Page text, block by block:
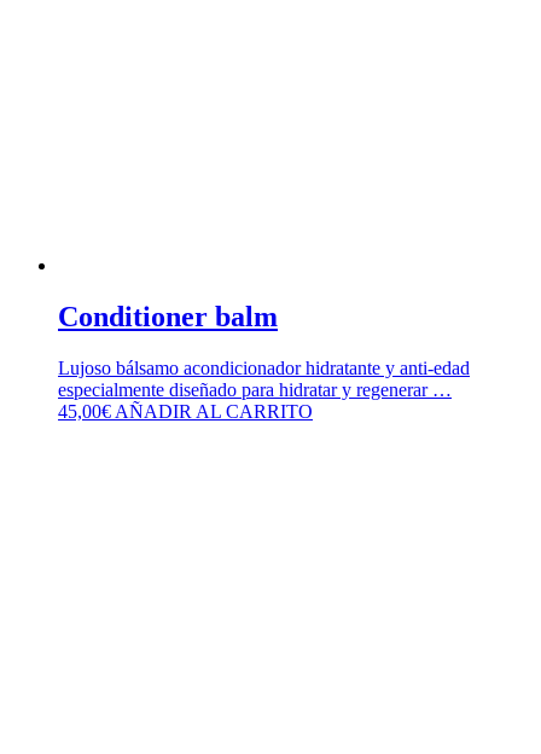
Conditioner balm
Lujoso bálsamo acondicionador hidratante y anti-edad
especialmente diseñado para hidratar y regenerar …
45,00€ AÑADIR AL CARRITO